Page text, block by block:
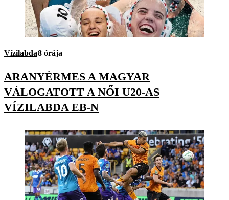
Vízilabda8 órája
ARANYÉRMES A MAGYAR
VÁLOGATOTT A NŐI U20-AS
VÍZILABDA EB-N